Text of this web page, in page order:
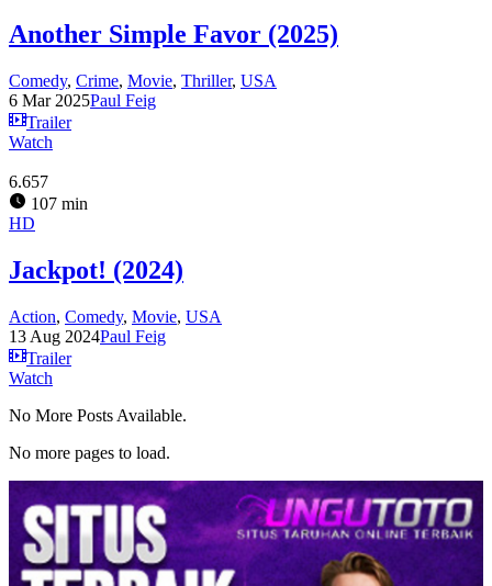
Another Simple Favor (2025)
Comedy, Crime, Movie, Thriller, USA
6 Mar 2025Paul Feig
Trailer
Watch
6.657
107 min
HD
Jackpot! (2024)
Action, Comedy, Movie, USA
13 Aug 2024Paul Feig
Trailer
Watch
No More Posts Available.
No more pages to load.